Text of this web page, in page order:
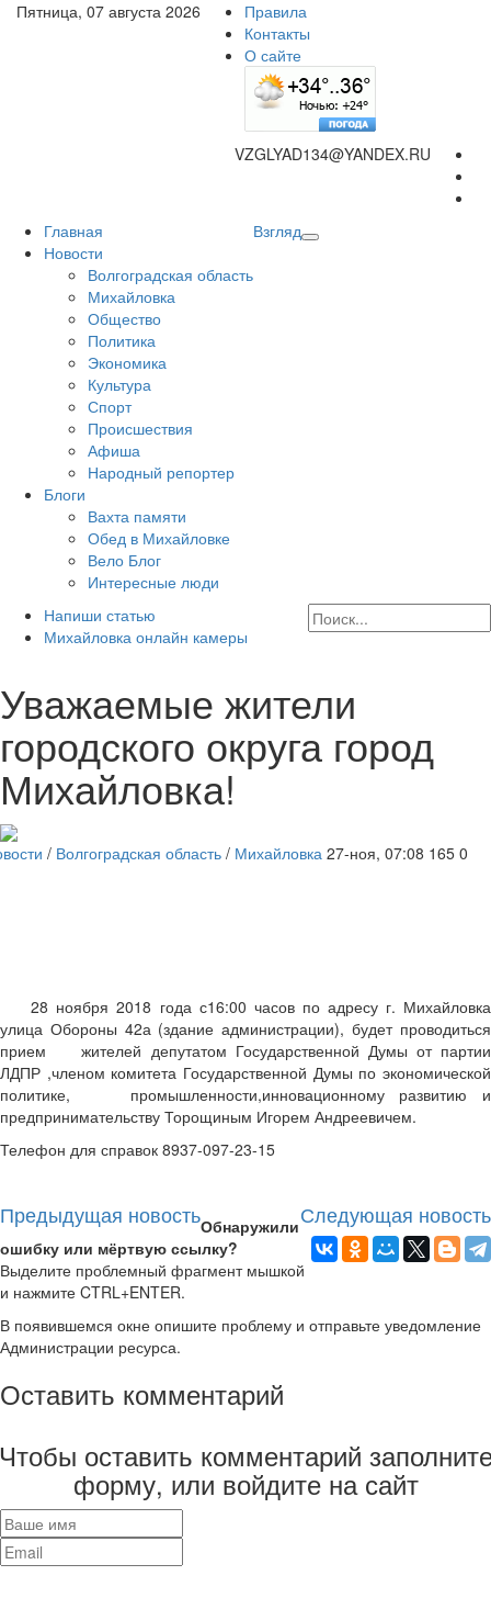
Пятница, 07 августа 2026
Правила
Контакты
О сайте
VZGLYAD134@YANDEX.RU
Главная
Новости
Волгоградская область
Михайловка
Общество
Политика
Экономика
Культура
Спорт
Происшествия
Афиша
Народный репортер
Блоги
Вахта памяти
Обед в Михайловке
Вело Блог
Интересные люди
Взгляд
Напиши статью
Михайловка онлайн камеры
Уважаемые жители
городского округа город
Михайловка!
/ Волгоградская область / Михайловка 27-ноя, 07:08 165 0
28 ноября 2018 года с16:00 часов по адресу г. Михайловка
улица Обороны 42а (здание администрации), будет проводиться
прием жителей депутатом Государственной Думы от партии
ЛДПР ,членом комитета Государственной Думы по экономической
политике, промышленности,инновационному развитию и
предпринимательству Торощиным Игорем Андреевичем.
Телефон для справок 8937-097-23-15
Предыдущая новость Следующая новость
Обнаружили
ошибку или мёртвую ссылку?
Выделите проблемный фрагмент мышкой
и нажмите CTRL+ENTER.
В появившемся окне опишите проблему и отправьте уведомление
Администрации ресурса.
Оставить комментарий
оставить комментарий
форму, или войдите на сайт